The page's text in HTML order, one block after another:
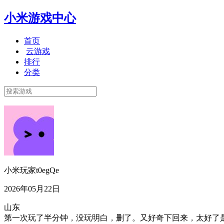
小米游戏中心
首页
云游戏
排行
分类
小米玩家t0egQe
2026年05月22日
山东
第一次玩了半分钟，没玩明白，删了。又好奇下回来，太好了